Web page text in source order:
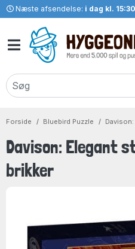
Næste afsendelse: i dag kl. 15:30
Forside Bluebird Puzzle
Davison: Elegant
brikker